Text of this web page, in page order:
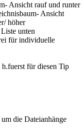
Ansicht rauf und runter
Ansicht
höher
unten
für individuelle
für diesen Tip
die Dateianhänge